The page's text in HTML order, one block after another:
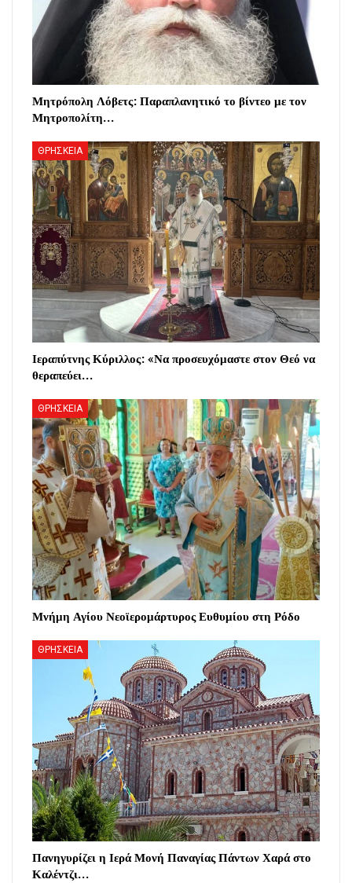
Μητρόπολη Λόβετς: Παραπλανητικό το βίντεο με τον
Μητροπολίτη…
ΘΡΗΣΚΕΙΑ
Ιεραπύτνης Κύριλλος: «Να προσευχόμαστε στον Θεό να
θεραπεύει…
ΘΡΗΣΚΕΙΑ
Μνήμη Αγίου Νεοϊερομάρτυρος Ευθυμίου στη Ρόδο
ΘΡΗΣΚΕΙΑ
Πανηγυρίζει η Ιερά Μονή Παναγίας Πάντων Χαρά στο
Καλέντζι…